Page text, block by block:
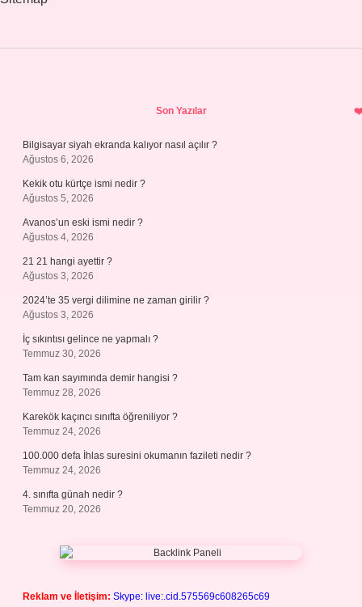
Son Yazılar
Bilgisayar siyah ekranda kalıyor nasıl açılır ?
Ağustos 6, 2026
Kekik otu kürtçe ismi nedir ?
Ağustos 5, 2026
Avanos’un eski ismi nedir ?
Ağustos 4, 2026
21 21 hangi ayettir ?
Ağustos 3, 2026
2024’te 35 vergi dilimine ne zaman girilir ?
Ağustos 3, 2026
İç sıkıntısı gelince ne yapmalı ?
Temmuz 30, 2026
Tam kan sayımında demir hangisi ?
Temmuz 28, 2026
Karekök kaçıncı sınıfta öğreniliyor ?
Temmuz 24, 2026
100.000 defa İhlas suresini okumanın fazileti nedir ?
Temmuz 24, 2026
4. sınıfta günah nedir ?
Temmuz 20, 2026
Reklam ve İletişim: Skype: live:.cid.575569c608265c69